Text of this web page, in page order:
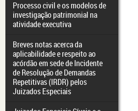
Processo civil e os modelos de
investigação patrimonial na
atividade executiva
Breves notas acerca da
aplicabilidade e respeito ao
acórdão em sede de Incidente
de Resolução de Demandas
Repetitivas (IRDR) pelos
Juizados Especiais